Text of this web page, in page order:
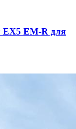
EX5 EM-R для